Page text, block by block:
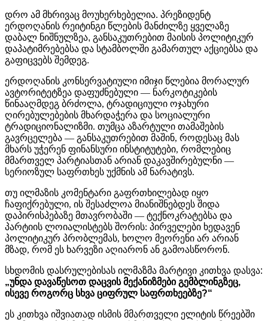
დრო ამ მხრივაც მოუხერხებელია. პრეზიდენტ
ერდოღანის რეიტინგი წლების მანძილზე ყველაზე
დაბალ ნიშნულზეა, განსაკუთრებით მაისის პოლიტიკურ
დაპატიმრებებსა და სტამბოლში გამართულ აქციებსა და
გაფიცვებს შემდეგ.
ერდოღანის კონსერვატიული იმიჯი წლებია მორალურ
ავტორიტეტზეა დაფუძნებული — ნარკოტიკების
წინააღმდეგ ბრძოლა, ტრადიციული ოჯახური
ღირებულებების მხარდაჭერა და სოციალური
ტრადიციონალიზმი. თუმცა აზარტული თამაშების
გავრცელება — განსაკუთრებით მაშინ, როდესაც მას
მხარს უჭერენ ფინანსური ინსტიტუტები, რომლებიც
მმართველ პარტიასთან არიან დაკავშირებულნი —
სერიოზულ საფრთხეს უქმნის ამ ნარატივს.
თუ ილმაზის კომენტარი გაფრთხილებად იყო
ჩაფიქრებული, ის შესაძლოა მიანიშნებდეს შიდა
დაპირისპებაზე მთავრობაში — ტექნოკრატებსა და
პარტიის ლოიალისტებს შორის: პირველები ხედავენ
პოლიტიკურ პრობლემას, ხოლო მეორენი არ არიან
მზად, რომ ეს ხარვეზი აღიარონ ან გამოასწორონ.
სხდომის დასრულებისას ილმაზმა მარტივი კითხვა დასვა:
„უნდა დავაწესოთ დაცვის მექანიზმები გემბლინგზეც,
ისევე როგორც სხვა ციფრულ საფრთხეებზე?“
ეს კითხვა იშვიათად ისმის მმართველი ელიტის წრეებში